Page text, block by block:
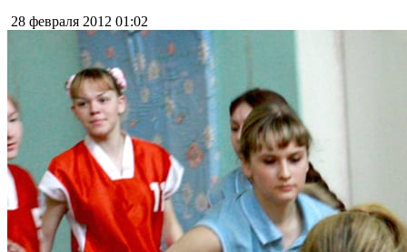
28 февраля 2012 01:02